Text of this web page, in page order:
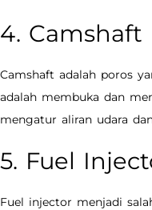
4. Camshaft
Camshaft adalah poros
adalah membuka dan
mengatur aliran udara
5. Fuel
Fuel injector menjadi